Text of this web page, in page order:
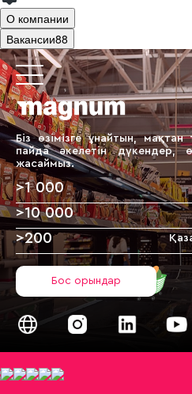
О компании
Вакансии88
Біз өзімізге ұнайтын,
пайда әкелетін дүкендер,
жасаймыз.
>1 000
>10 000
>200
Бос орындар